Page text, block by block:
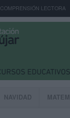
COMPRENSIÓN LECTORA
NAVIDAD